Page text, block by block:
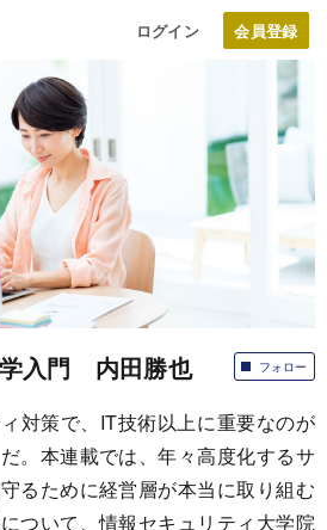
ログイン
フォロー
入門 内田勝也
対策で、IT技術以上に重要なのが
。本連載では、年々高度化するサ
るために経営層が本当に取り組む
ついて、情報セキュリティ大学院